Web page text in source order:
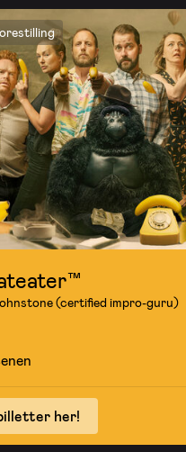
(certified impro-guru)
her!